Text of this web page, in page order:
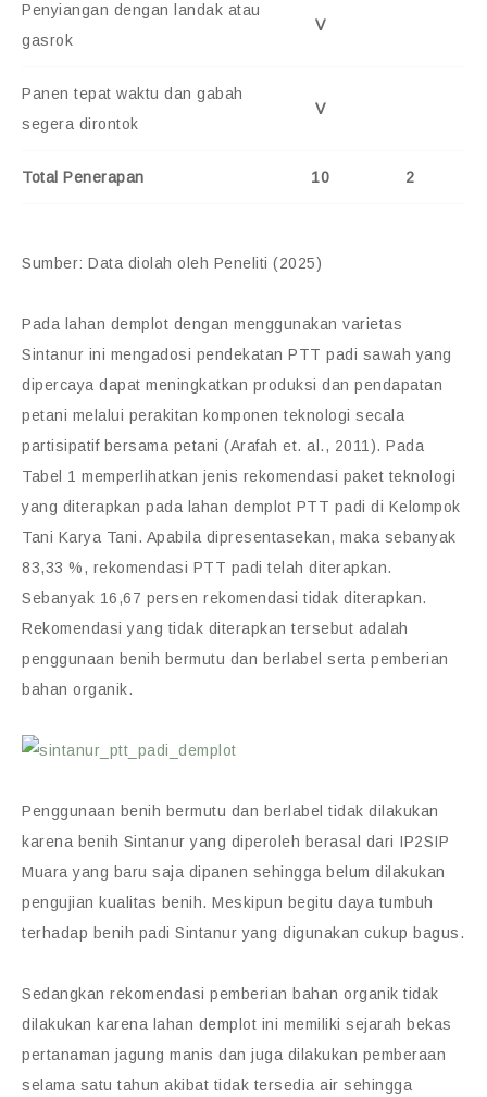
Penyiangan dengan landak atau
gasrok
V
Panen tepat waktu dan gabah
segera dirontok
V
Total Penerapan 10 2
Sumber: Data diolah oleh Peneliti (2025)
Pada lahan demplot dengan menggunakan varietas
Sintanur ini mengadosi pendekatan PTT padi sawah yang
dipercaya dapat meningkatkan produksi dan pendapatan
petani melalui perakitan komponen teknologi secala
partisipatif bersama petani (Arafah et. al., 2011). Pada
Tabel 1 memperlihatkan jenis rekomendasi paket teknologi
yang diterapkan pada lahan demplot PTT padi di Kelompok
Tani Karya Tani. Apabila dipresentasekan, maka sebanyak
83,33 %, rekomendasi PTT padi telah diterapkan.
Sebanyak 16,67 persen rekomendasi tidak diterapkan.
Rekomendasi yang tidak diterapkan tersebut adalah
penggunaan benih bermutu dan berlabel serta pemberian
bahan organik.
Penggunaan benih bermutu dan berlabel tidak dilakukan
karena benih Sintanur yang diperoleh berasal dari IP2SIP
Muara yang baru saja dipanen sehingga belum dilakukan
pengujian kualitas benih. Meskipun begitu daya tumbuh
terhadap benih padi Sintanur yang digunakan cukup bagus.
Sedangkan rekomendasi pemberian bahan organik tidak
dilakukan karena lahan demplot ini memiliki sejarah bekas
pertanaman jagung manis dan juga dilakukan pemberaan
selama satu tahun akibat tidak tersedia air sehingga